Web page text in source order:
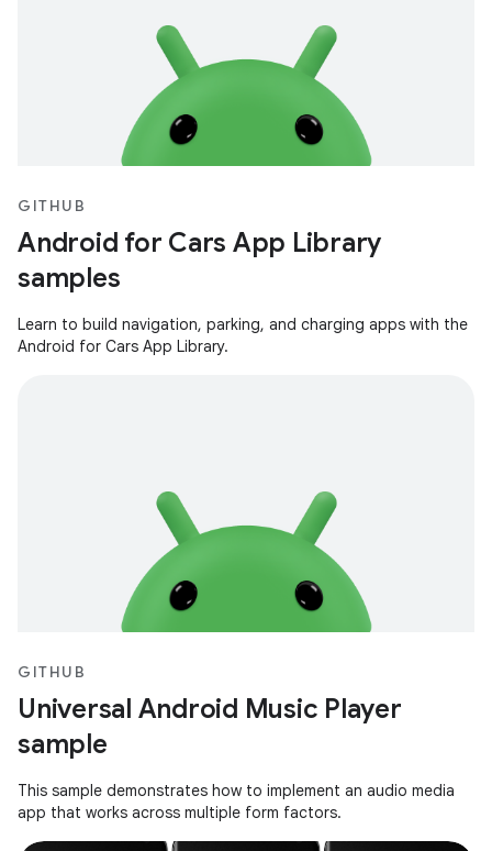
GITHUB
Android for Cars App Library
samples
Learn to build navigation, parking, and charging apps with the
Android for Cars App Library.
GITHUB
Universal Android Music Player
sample
This sample demonstrates how to implement an audio media
app that works across multiple form factors.